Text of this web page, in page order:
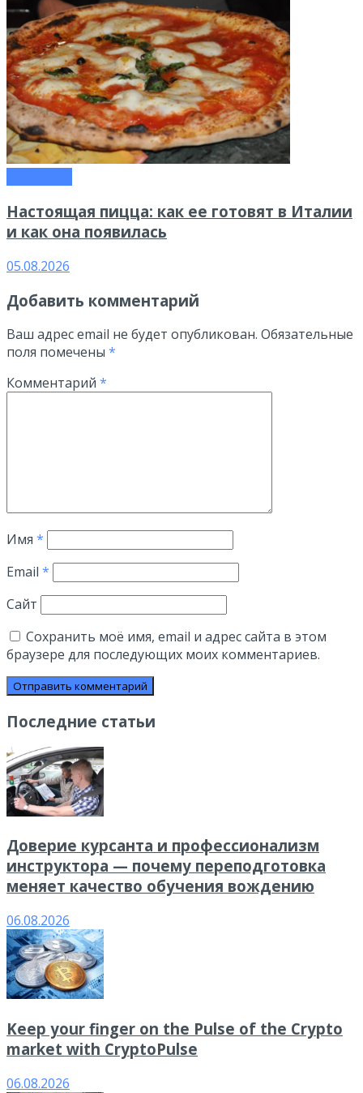
Настоящая пицца: как ее готовят в Италии
и как она появилась
05.08.2026
Добавить комментарий
Ваш адрес email не будет опубликован. Обязательные
поля помечены *
Комментарий *
Имя *
Email *
Сайт
Сохранить моё имя, email и адрес сайта в этом
браузере для последующих моих комментариев.
Последние статьи
Доверие курсанта и профессионализм
инструктора — почему переподготовка
меняет качество обучения вождению
06.08.2026
Keep your finger on the Pulse of the Crypto
market with CryptoPulse
06.08.2026